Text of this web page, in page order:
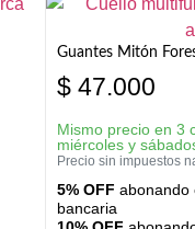
Guantes Mitón
$ 47.000
Mismo precio en 3
miércoles y
Precio sin impuestos
5% OFF abonando
bancaria